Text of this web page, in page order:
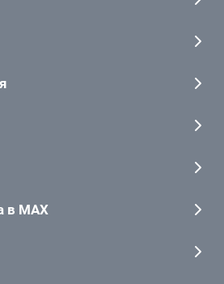
в MAX